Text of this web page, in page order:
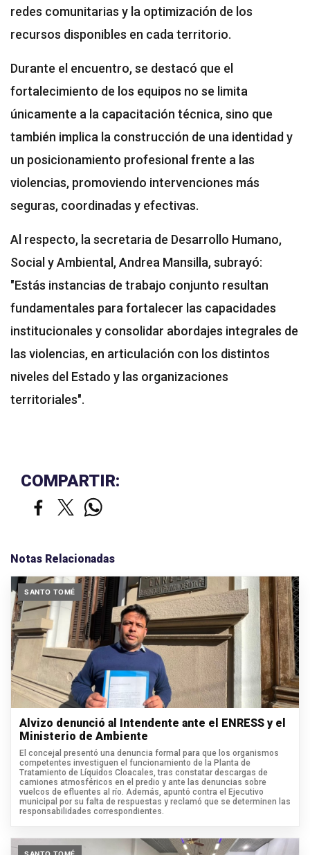
redes comunitarias y la optimización de los
recursos disponibles en cada territorio.
Durante el encuentro, se destacó que el
fortalecimiento de los equipos no se limita
únicamente a la capacitación técnica, sino que
también implica la construcción de una identidad y
un posicionamiento profesional frente a las
violencias, promoviendo intervenciones más
seguras, coordinadas y efectivas.
Al respecto, la secretaria de Desarrollo Humano,
Social y Ambiental, Andrea Mansilla, subrayó:
"Estás instancias de trabajo conjunto resultan
fundamentales para fortalecer las capacidades
institucionales y consolidar abordajes integrales de
las violencias, en articulación con los distintos
niveles del Estado y las organizaciones
territoriales".
COMPARTIR:
Notas Relacionadas
SANTO TOMÉ
Alvizo denunció al Intendente ante el ENRESS y el
Ministerio de Ambiente
El concejal presentó una denuncia formal para que los organismos
competentes investiguen el funcionamiento de la Planta de
Tratamiento de Líquidos Cloacales, tras constatar descargas de
camiones atmosféricos en el predio y ante las denuncias sobre
vuelcos de efluentes al río. Además, apuntó contra el Ejecutivo
municipal por su falta de respuestas y reclamó que se determinen las
responsabilidades correspondientes.